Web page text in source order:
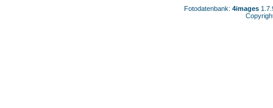
Fotodatenbank: 4images